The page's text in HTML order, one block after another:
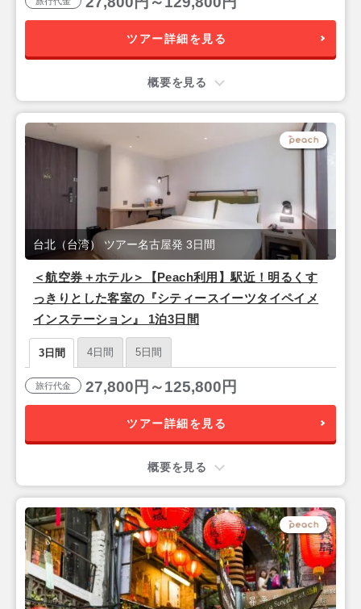
ツアー詳細を見る
概要を見る
＜航空券＋ホテル＞【Peach利用】駅近！明るくす
っきりとした客室の『シティースイーツタイペイメ
インステーション』 1泊3日間
台北（台湾） ツアー名古屋発 3日間
3日間 4日間 5日間
旅行代金 27,800円～125,800円
ツアー詳細を見る
概要を見る